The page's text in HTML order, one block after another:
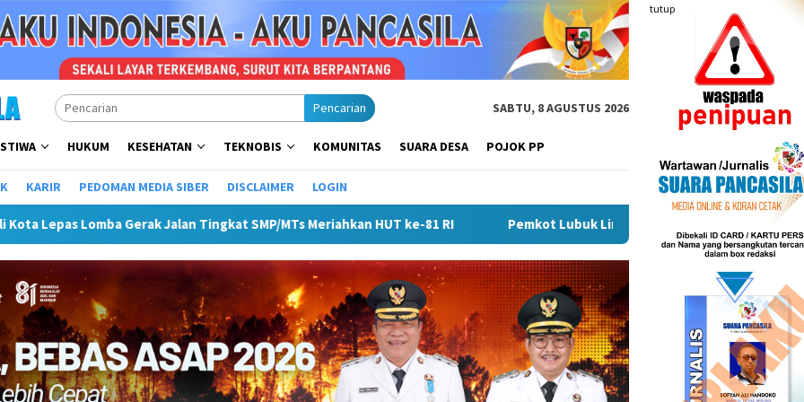
tutup
Pencarian SABTU, 8 AGUSTUS 2026
HUKUM KESEHATAN TEKNOBIS KOMUNITAS SUARA DESA POJOK PP
KARIR PEDOMAN MEDIA SIBER DISCLAIMER LOGIN
Jalan Tingkat SMP/MTs Meriahkan HUT ke-81 RI Pemkot Lubuk Linggau Sosialisasikan Tanda Tangan Elektronik Untuk